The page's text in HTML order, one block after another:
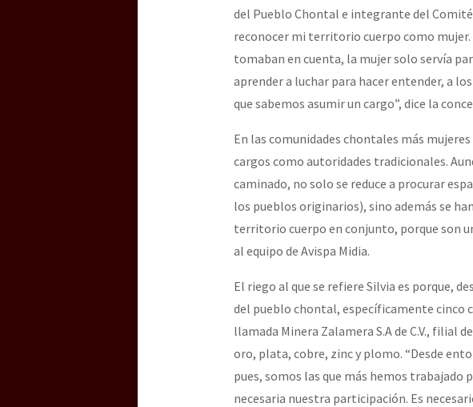
[CDMX – 20 julio] Jornadas globales por la
“Sonhando a Terra do Bem Virá” se publica
Se o México sabe, que o mundo saiba!
[25 abr – CDMX] Tokín por el CNI: 30 años
del Pueblo Chontal e integrante del Comité
reconocer mi territorio cuerpo como
tomaban en cuenta, la mujer solo servía
aprender a luchar para hacer entender, a
que sabemos asumir un cargo”, dice la
En las comunidades chontales más
cargos como autoridades tradicionales.
caminado, no solo se reduce a procurar
los pueblos originarios), sino además se
territorio cuerpo en conjunto, porque son
al equipo de Avispa Midia.
El riego al que se refiere Silvia es porque,
del pueblo chontal, específicamente cinco
llamada Minera Zalamera S.A de C.V., filial
oro, plata, cobre, zinc y plomo. “Desde
pues, somos las que más hemos trabajado
necesaria nuestra participación. Es